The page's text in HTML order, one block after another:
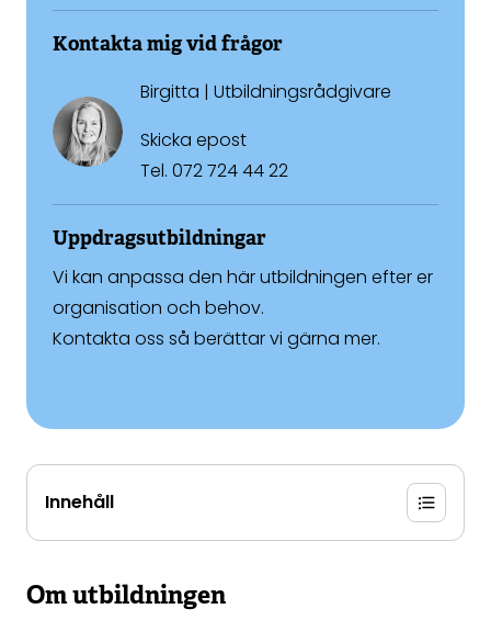
Kontakta mig vid frågor
Birgitta | Utbildningsrådgivare
Skicka epost
Tel. 072 724 44 22
Uppdragsutbildningar
Vi kan anpassa den här utbildningen efter er
organisation och behov.
Kontakta oss så berättar vi gärna mer.
Innehåll
Om utbildningen